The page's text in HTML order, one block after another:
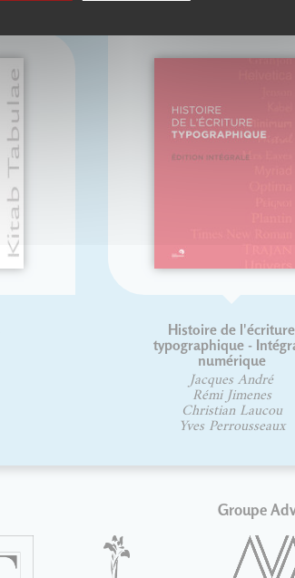
Histoire de l'écriture
typographique -
numérique
Jacques André
Rémi Jimenes
Christian Laucou
Yves Perrousseaux
Groupe